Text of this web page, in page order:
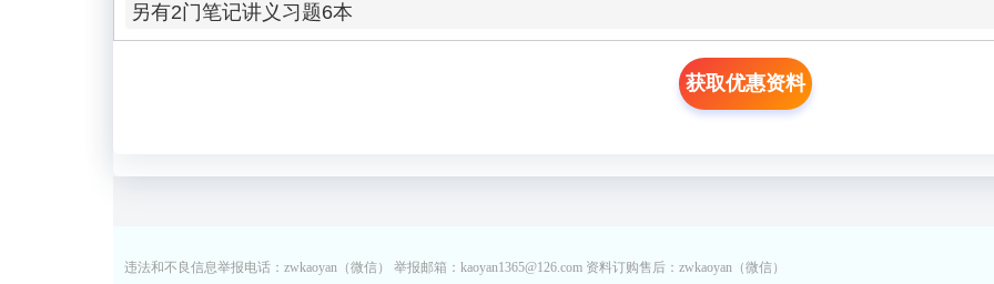
另有2门笔记讲义习题6本
获取优惠资料
违法和不良信息举报电话：zwkaoyan（微信） 举报邮箱：kaoyan1365@126.com 资料订购售后：zwkaoyan（微信）